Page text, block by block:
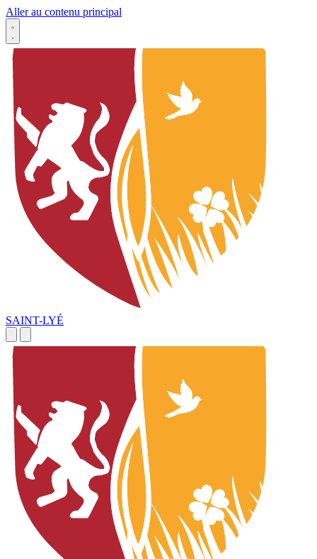
Aller au contenu principal
SAINT-LYÉ